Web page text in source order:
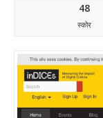
48
स्कोर